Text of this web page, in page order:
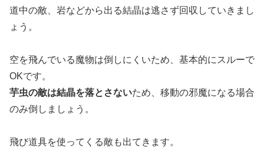
道中の敵、岩などから出る結晶は逃さず回収していきまし
ょう。
空を飛んでいる魔物は倒しにくいため、基本的にスルーで
OKです。
芋虫の敵は結晶を落とさないため、移動の邪魔になる場合
のみ倒しましょう。
飛び道具を使ってくる敵も出てきます。